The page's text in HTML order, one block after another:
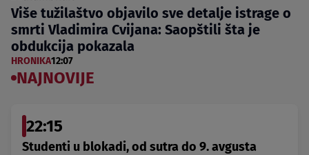
Više tužilaštvo objavilo sve detalje istrage o
smrti Vladimira Cvijana: Saopštili šta je
obdukcija pokazala
HRONIKA12:07
NAJNOVIJE
22:15
Studenti u blokadi, od sutra do 9. avgusta